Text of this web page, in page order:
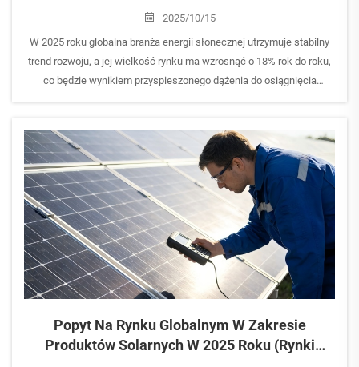
2025/10/15
W 2025 roku globalna branża energii słonecznej utrzymuje stabilny
trend rozwoju, a jej wielkość rynku ma wzrosnąć o 18% rok do roku,
co będzie wynikiem przyspieszonego dążenia do osiągnięcia
Popyt Na Rynku Globalnym W Zakresie
Produktów Solarnych W 2025 Roku (Rynki